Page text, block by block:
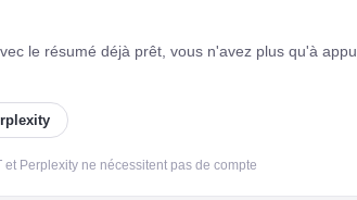
le résumé déjà prêt, vous n'avez plus qu'à
Perplexity ne nécessitent pas de compte